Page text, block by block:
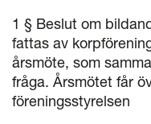
1 § Beslut om
fattas av
årsmöte, som
fråga. Årsmötet får
föreningsstyrelsen